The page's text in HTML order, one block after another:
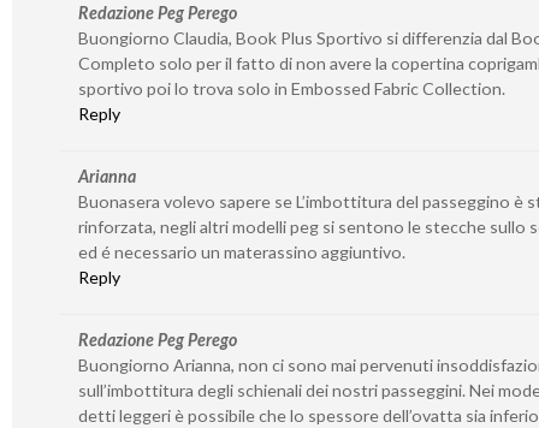
Redazione Peg Perego
Buongiorno Claudia, Book Plus Sportivo si differenzia dal
Completo solo per il fatto di non avere la copertina
sportivo poi lo trova solo in Embossed Fabric Collection.
Reply
Arianna
Buonasera volevo sapere se L’imbottitura del passeggino è
rinforzata, negli altri modelli peg si sentono le stecche sullo
ed é necessario un materassino aggiuntivo.
Reply
Redazione Peg Perego
Buongiorno Arianna, non ci sono mai pervenuti
sull’imbottitura degli schienali dei nostri passeggini. Nei
detti leggeri è possibile che lo spessore dell’ovatta sia